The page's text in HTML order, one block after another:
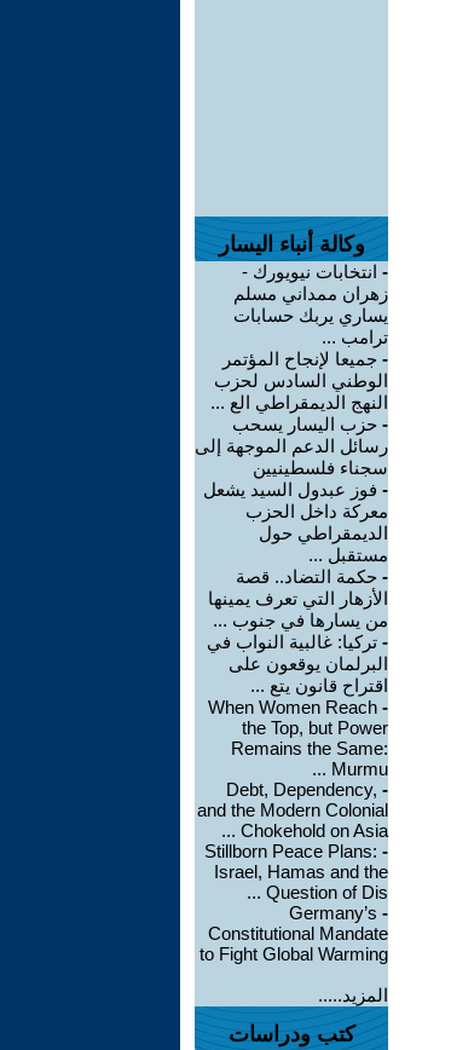
وكالة أنباء اليسار
- انتخابات نيويورك -
زهران ممداني مسلم
يساري يربك حسابات
ترامب ...
- جميعا لإنجاح المؤتمر
الوطني السادس لحزب
النهج الديمقراطي الع ...
- حزب اليسار يسحب
رسائل الدعم الموجهة إلى
سجناء فلسطينيين
- فوز عبدول السيد يشعل
معركة داخل الحزب
الديمقراطي حول
مستقبل ...
- حكمة التضاد.. قصة
الأزهار التي تعرف يمينها
من يسارها في جنوب ...
- تركيا: غالبية النواب في
البرلمان يوقعون على
اقتراح قانون يتع ...
-
When Women Reach
the Top, but Power
Remains the Same:
Murmu ...
-
Debt, Dependency,
and the Modern Colonial
Chokehold on Asia ...
-
Stillborn Peace Plans:
Israel, Hamas and the
Question of Dis ...
-
Germany’s
Constitutional Mandate
to Fight Global Warming
المزيد.....
كتب ودراسات